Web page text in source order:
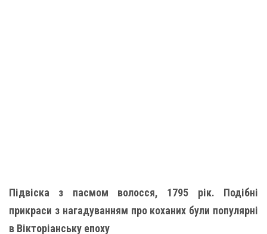
Підвіска з пасмом волосся, 1795 рік. Подібні
прикраси з нагадуванням про коханих були популярні
в Вікторіанську епоху